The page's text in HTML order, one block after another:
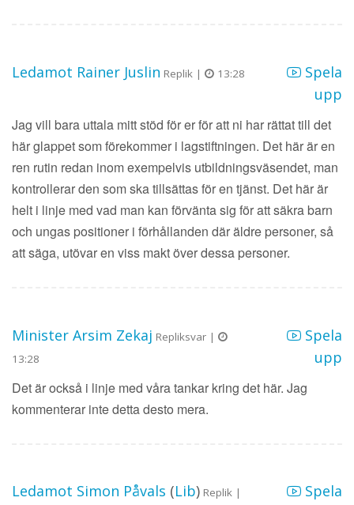
Ledamot Rainer Juslin Replik | 13:28
Spela
upp
Jag vill bara uttala mitt stöd för er för att ni har rättat till det
här glappet som förekommer i lagstiftningen. Det här är en
ren rutin redan inom exempelvis utbildningsväsendet, man
kontrollerar den som ska tillsättas för en tjänst. Det här är
helt i linje med vad man kan förvänta sig för att säkra barn
och ungas positioner i förhållanden där äldre personer, så
att säga, utövar en viss makt över dessa personer.
Minister Arsim Zekaj Repliksvar |
13:28
Spela
upp
Det är också i linje med våra tankar kring det här. Jag
kommenterar inte detta desto mera.
Ledamot Simon Påvals (Lib) Replik |
Spela